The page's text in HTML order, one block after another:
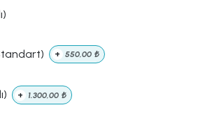
+ 550,00 ₺
+ 1.300,00 ₺